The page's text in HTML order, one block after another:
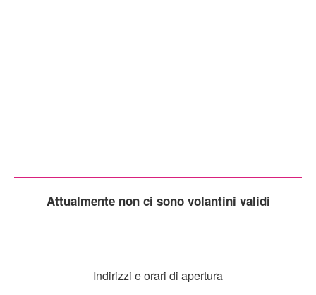
Attualmente non ci sono volantini validi
Indirizzi e orari di apertura